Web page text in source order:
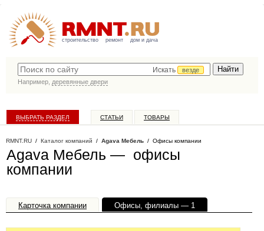
строительство ремонт дом и дача
Искать
везде
Например, деревянные двери
ВЫБРАТЬ РАЗДЕЛ СТАТЬИ ТОВАРЫ
RMNT.RU / Каталог компаний / Agava Мебель / Офисы компании
Agava Мебель — офисы
компании
Карточка компании Офисы, филиалы — 1